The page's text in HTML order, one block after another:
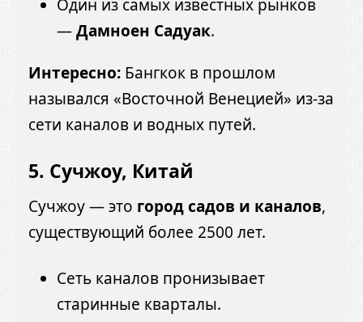
Один из самых известных рынков
—Дамноен Садуак.
Интересно: Бангкок в прошлом
назывался «Восточной Венецией» из-за
сети каналов и водных путей.
5. Сучжоу, Китай
Сучжоу — это город садов и каналов,
существующий более 2500 лет.
Сеть каналов пронизывает
старинные кварталы.